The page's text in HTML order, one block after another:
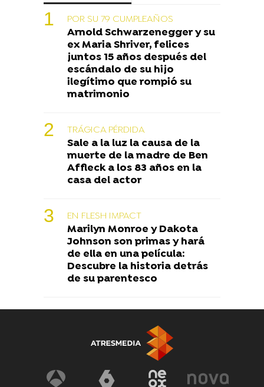
POR SU 79 CUMPLEAÑOS
Arnold Schwarzenegger y su
ex Maria Shriver, felices
juntos 15 años después del
escándalo de su hijo
ilegítimo que rompió su
matrimonio
TRÁGICA PÉRDIDA
Sale a la luz la causa de la
muerte de la madre de Ben
Affleck a los 83 años en la
casa del actor
EN FLESH IMPACT
Marilyn Monroe y Dakota
Johnson son primas y hará
de ella en una película:
Descubre la historia detrás
de su parentesco